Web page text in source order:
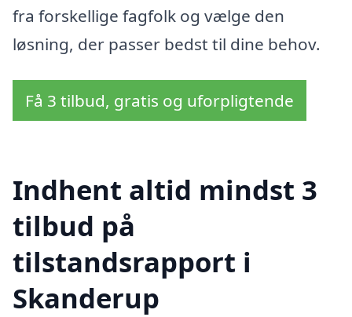
fra forskellige fagfolk og vælge den
løsning, der passer bedst til dine behov.
Få 3 tilbud, gratis og uforpligtende
Indhent altid mindst 3
tilbud på
tilstandsrapport i
Skanderup